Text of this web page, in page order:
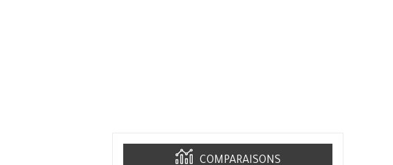
COMPARAISONS